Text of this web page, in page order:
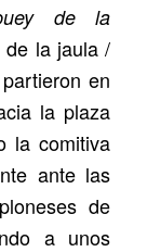
de la
de la jaula /
en
la plaza
la comitiva
ante las
de
a unos